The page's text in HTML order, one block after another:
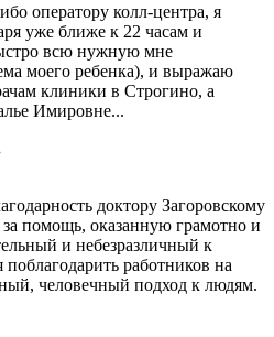
оператору колл-центра, я
уже ближе к 22 часам и
всю нужную мне
моего ребенка), и выражаю
клиники в Строгино, а
Имировне...
доктору Загоровскому
помощь, оказанную грамотно и
и небезразличный к
работников на
человечный подход к людям.